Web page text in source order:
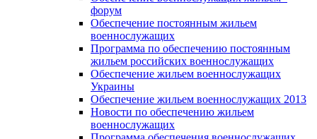
форум
Обеспечение постоянным жильем
военнослужащих
Программа по обеспечению постоянным
жильем российских военнослужащих
Обеспечение жильем военнослужащих
Украины
Обеспечение жильем военнослужащих 2013
Новости по обеспечению жильем
военнослужащих